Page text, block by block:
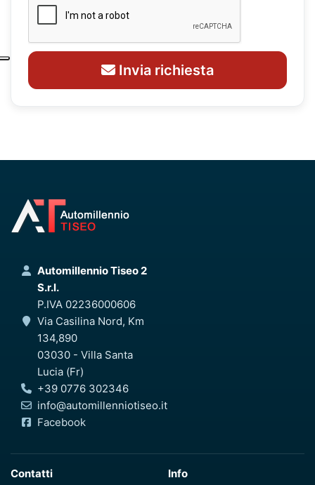
Invia richiesta
Automillennio Tiseo 2
S.r.l.
P.IVA 02236000606
Via Casilina Nord, Km
134,890
03030 - Villa Santa
Lucia (Fr)
+39 0776 302346
info@automillenniotiseo.it
Facebook
Contatti Info